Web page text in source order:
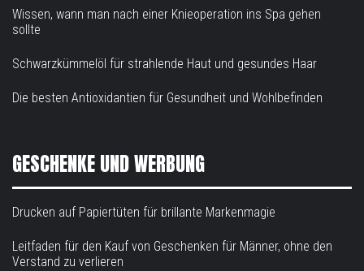
Wissen, wann man nach einer Knieoperation ins Spa gehen
sollte
Schwarzkümmelöl für strahlende Haut und gesundes Haar
Die besten Antioxidantien für Gesundheit und Wohlbefinden
GESCHENKE UND WERBUNG
Drucken auf Papiertüten für brillante Markenmagie
Leitfaden für den Kauf von Geschenken für Männer, ohne den
Verstand zu verlieren